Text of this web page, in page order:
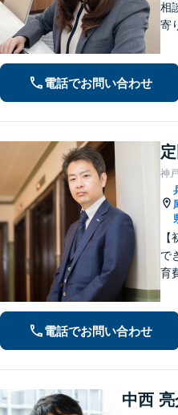
相
寄
電話でお問い合わせ
神
で
育
電話でお問い合わせ
中西